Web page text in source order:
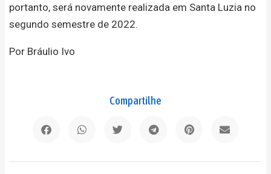
portanto, será novamente realizada em Santa Luzia no
segundo semestre de 2022.
Por Bráulio Ivo
Compartilhe